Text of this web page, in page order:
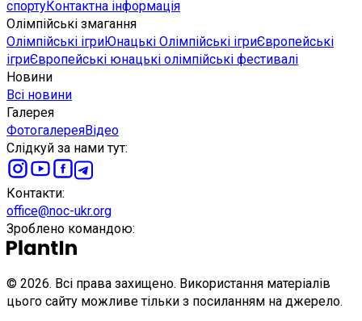
спортуКонтактна інформація
Олімпійські змагання
Олімпійські ігриЮнацькі Олімпійські ігриЄвропейські
ігриЄвропейські юнацькі олімпійські фестивалі
Новини
Всі новини
Галерея
ФотогалереяВідео
Слідкуй за нами тут:
Контакти:
office@noc-ukr.org
Зроблено командою:
© 2026. Всі права захищено. Використання матеріалів
цього сайту можливе тільки з посиланням на джерело.